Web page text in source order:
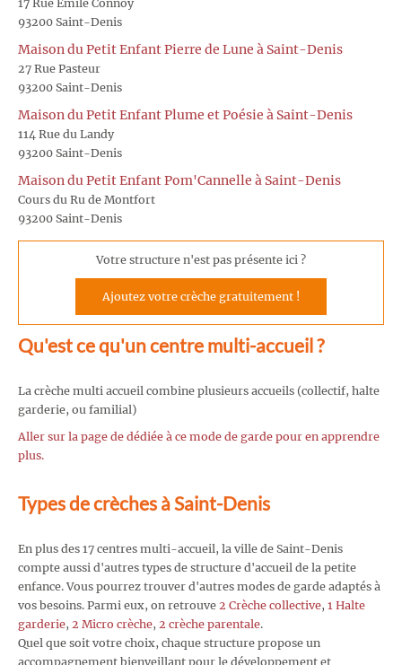
17 Rue Emile Connoy
93200 Saint-Denis
Maison du Petit Enfant Pierre de Lune à Saint-Denis
27 Rue Pasteur
93200 Saint-Denis
Maison du Petit Enfant Plume et Poésie à Saint-Denis
114 Rue du Landy
93200 Saint-Denis
Maison du Petit Enfant Pom'Cannelle à Saint-Denis
Cours du Ru de Montfort
93200 Saint-Denis
Votre structure n'est pas présente ici ?
Ajoutez votre crèche gratuitement !
Qu'est ce qu'un centre multi-accueil ?
La crèche multi accueil combine plusieurs accueils (collectif, halte
garderie, ou familial)
Aller sur la page de dédiée à ce mode de garde pour en apprendre
plus.
Types de crèches à Saint-Denis
En plus des 17 centres multi-accueil, la ville de Saint-Denis
compte aussi d'autres types de structure d'accueil de la petite
enfance. Vous pourrez trouver d'autres modes de garde adaptés à
vos besoins. Parmi eux, on retrouve 2 Crèche collective, 1 Halte
garderie, 2 Micro crèche, 2 crèche parentale.
Quel que soit votre choix, chaque structure propose un
accompagnement bienveillant pour le développement et